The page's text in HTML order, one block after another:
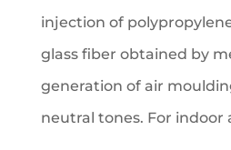
injection of
glass fiber obtained by
generation of air
neutral tones. For indoor